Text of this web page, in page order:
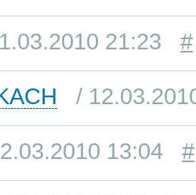
21:23 #
/
13:04 #